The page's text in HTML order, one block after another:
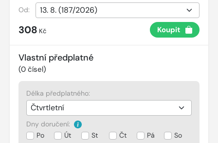
Od:
308 Kč Koupit
Vlastní předplatné
(0 čísel)
Délka předplatného:
Dny doručení:
Po
Út St Čt Pá So